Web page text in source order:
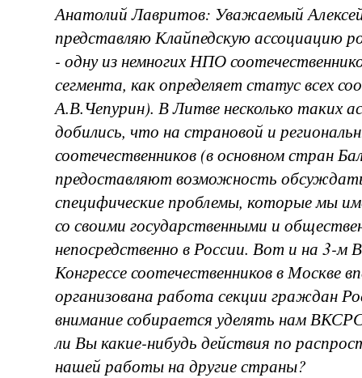
Анатолий Лавритов: Уважаемый
представляю Клайпедскую ассоциацию
- одну из немногих НПО
сегмента, как определяет статус всех
А.В.Чепурин). В Литве несколько таких
добились, что на страновой и
соотечественников (в основном стран
предоставляют возможность
специфические проблемы, которые мы
со своими государственными и
непосредственно в России. Вот и на 3-м
Конгрессе соотечественников в Москве
организована работа секции граждан
внимание собирается уделять нам
ли Вы какие-нибудь действия по
нашей работы на другие страны?